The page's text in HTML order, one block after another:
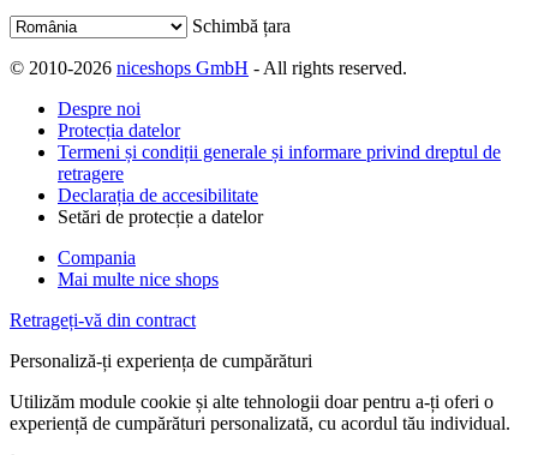
Schimbă țara
© 2010-2026 niceshops GmbH - All rights reserved.
Despre noi
Protecția datelor
Termeni și condiții generale și informare privind dreptul de
retragere
Declarația de accesibilitate
Setări de protecție a datelor
Compania
Mai multe nice shops
Retrageți-vă din contract
Personaliză-ți experiența de cumpărături
Utilizăm module cookie și alte tehnologii doar pentru a-ți oferi o
experiență de cumpărături personalizată, cu acordul tău individual.